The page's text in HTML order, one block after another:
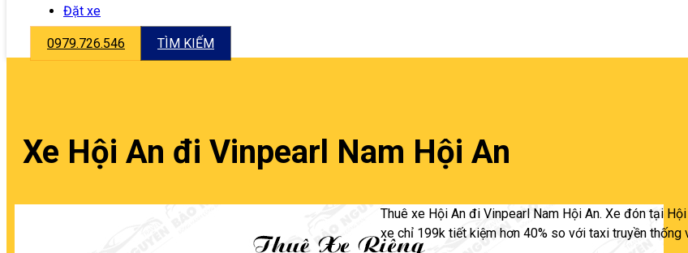
Đặt xe
0979.726.546 TÌM KIẾM
Xe Hội An đi Vinpearl Nam Hội An
Thuê xe Hội An đi Vinpearl Nam Hội An. Xe đón tại
xe chỉ 199k tiết kiệm hơn 40% so với taxi truyền thống